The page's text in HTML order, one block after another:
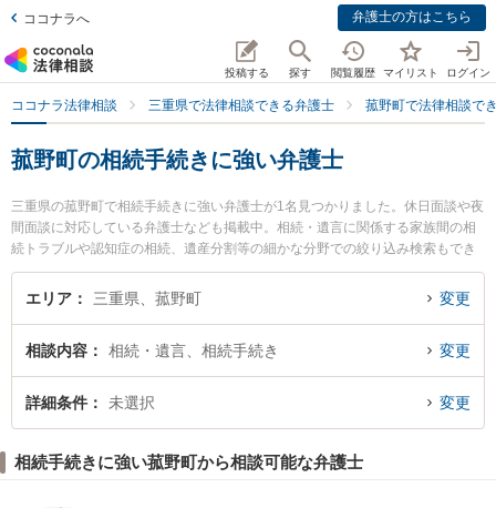
ココナラへ 弁護士の方はこちら
投稿する 探す 閲覧履歴 マイリスト ログイン
ココナラ法律相談 三重県で法律相談できる弁護士 菰野町で法律相談で
菰野町の相続手続きに強い弁護士
三重県の菰野町で相続手続きに強い弁護士が1名見つかりました。休日面談や夜
間面談に対応している弁護士なども掲載中。相続・遺言に関係する家族間の相
続トラブルや認知症の相続、遺産分割等の細かな分野での絞り込み検索もでき
便利です。特に菰野法律事務所の近藤 信弘弁護士のプロフィール情報や弁護士
費用、強みなどが注目されています。『菰野町で土日や夜間に発生した相続手
相談できる菰野町内の弁護士に相談予約したい』などでお困りの相談者さんに
おすすめです。
エリア 三重県、菰野町 変更
相談内容 相続・遺言、相続手続き 変更
詳細条件 未選択 変更
相続手続きに強い菰野町から相談可能な弁護士